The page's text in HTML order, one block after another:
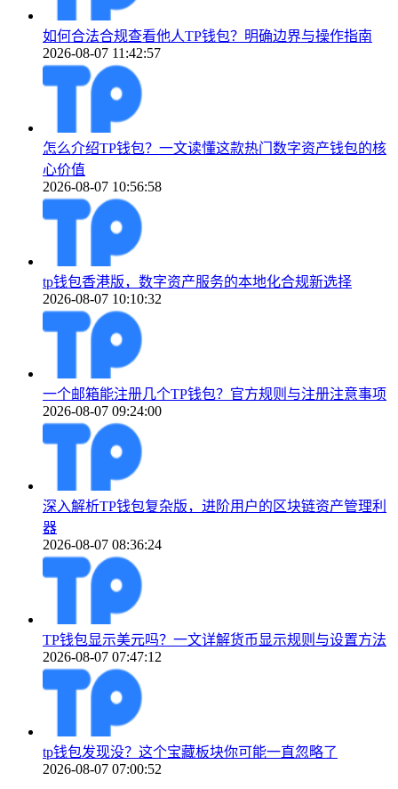
如何合法合规查看他人TP钱包？明确边界与操作指南
2026-08-07 11:42:57
怎么介绍TP钱包？一文读懂这款热门数字资产钱包的核
心价值
2026-08-07 10:56:58
tp钱包香港版，数字资产服务的本地化合规新选择
2026-08-07 10:10:32
一个邮箱能注册几个TP钱包？官方规则与注册注意事项
2026-08-07 09:24:00
深入解析TP钱包复杂版，进阶用户的区块链资产管理利
器
2026-08-07 08:36:24
TP钱包显示美元吗？一文详解货币显示规则与设置方法
2026-08-07 07:47:12
tp钱包发现没？这个宝藏板块你可能一直忽略了
2026-08-07 07:00:52